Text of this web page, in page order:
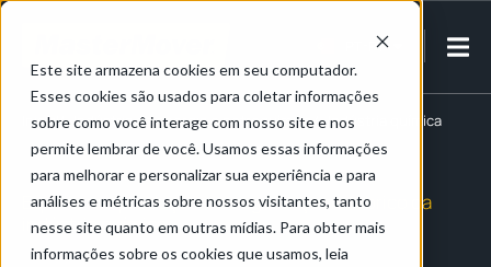
Este site armazena cookies em seu computador.
Esses cookies são usados para coletar informações
sobre como você interage com nosso site e nos
permite lembrar de você. Usamos essas informações
para melhorar e personalizar sua experiência e para
análises e métricas sobre nossos visitantes, tanto
nesse site quanto em outras mídias. Para obter mais
informações sobre os cookies que usamos, leia
PT-PT
Inicial/ Indústria da energia e petroquímica/ Indústria química
Equilibrar a produção e a segurança no fabrico da
indústria química